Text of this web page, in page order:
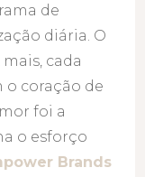
de
diária. O
mais, cada
o coração de
foi a
o esforço
Brands